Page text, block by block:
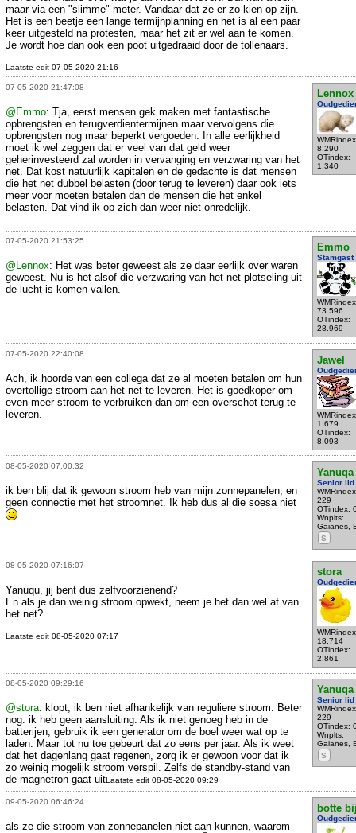
maar via een "slimme" meter. Vandaar dat ze er zo kien op zijn.
Het is een beetje een lange termijnplanning en het is al een paar
keer uitgesteld na protesten, maar het zit er wel aan te komen.
Je wordt hoe dan ook een poot uitgedraaid door de tollenaars.
Laatste edit 07-05-2020 21:16
07-05-2020 21:47:08
Lennox
8.290
OTindex:
1.340
@Emmo: Tja, eerst mensen gek maken met fantastische
opbrengsten en terugverdientermijnen maar vervolgens die
opbrengsten nog maar beperkt vergoeden. In alle eerlijkheid
moet ik wel zeggen dat er veel van dat geld weer
geherinvesteerd zal worden in vervanging en verzwaring van het
net. Dat kost natuurlijk kapitalen en de gedachte is dat mensen
die het net dubbel belasten (door terug te leveren) daar ook iets
meer voor moeten betalen dan de mensen die het enkel
belasten. Dat vind ik op zich dan weer niet onredelijk.
07-05-2020 21:53:25
Emmo
Stamgast
73.596
OTindex:
28.969
@Lennox: Het was beter geweest als ze daar eerlijk over waren
geweest. Nu is het alsof die verzwaring van het net plotseling uit
de lucht is komen vallen.
07-05-2020 22:40:08
Jawel
1.679
OTindex:
8.093
Ach, ik hoorde van een collega dat ze al moeten betalen om hun
overtollige stroom aan het net te leveren. Het is goedkoper om
even meer stroom te verbruiken dan om een overschot terug te
leveren.
08-05-2020 07:00:32
Yanuqa
Senior lid
229
OTindex:
Wnplts:
Gaianes,
S
ik ben blij dat ik gewoon stroom heb van mijn zonnepanelen, en
geen connectie met het stroomnet. Ik heb dus al die soesa niet
08-05-2020 07:16:07
stora
18.714
OTindex:
2.861
Yanuqu, jij bent dus zelfvoorzienend?
En als je dan weinig stroom opwekt, neem je het dan wel af van
het net?
Laatste edit 08-05-2020 07:17
08-05-2020 09:29:16
Yanuqa
Senior lid
229
OTindex:
Wnplts:
Gaianes,
S
@stora: klopt, ik ben niet afhankelijk van reguliere stroom. Beter
nog: ik heb geen aansluiting. Als ik niet genoeg heb in de
batterijen, gebruik ik een generator om de boel weer wat op te
laden. Maar tot nu toe gebeurt dat zo eens per jaar. Als ik weet
dat het dagenlang gaat regenen, zorg ik er gewoon voor dat ik
zo weinig mogelijk stroom verspil. Zelfs de standby-stand van
de magnetron gaat uitLaatste edit 08-05-2020 09:29
09-05-2020 06:46:24
botte
als ze die stroom van zonnepanelen niet aan kunnen, waarom